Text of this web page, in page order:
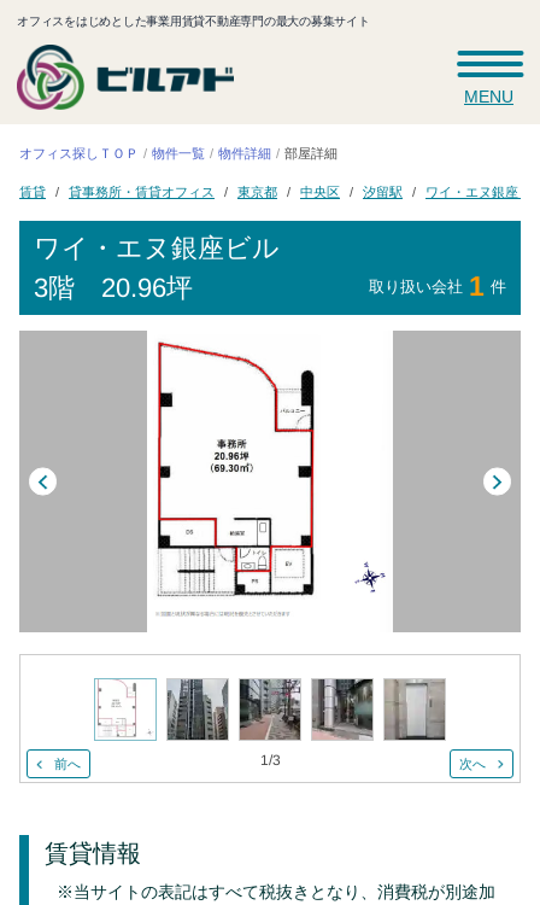
オフィスをはじめとした事業用賃貸不動産専門の最大の募集サイト
MENU
オフィス探しＴＯＰ 物件一覧 物件詳細 部屋詳細
賃貸 貸事務所・賃貸オフィス 東京都 中央区 汐留駅 ワイ・エヌ銀座ビ
ワイ・エヌ銀座ビル
3階 20.96坪 取り扱い会社 1 件
前へ 1/3 次へ
賃貸情報
※当サイトの表記はすべて税抜きとなり、消費税が別途加